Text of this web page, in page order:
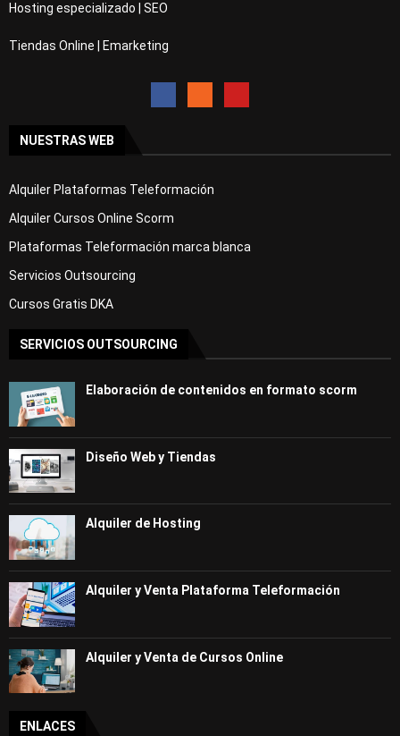
Hosting especializado | SEO
Tiendas Online | Emarketing
NUESTRAS WEB
Alquiler Plataformas Teleformación
Alquiler Cursos Online Scorm
Plataformas Teleformación marca blanca
Servicios Outsourcing
Cursos Gratis DKA
SERVICIOS OUTSOURCING
Elaboración de contenidos en formato scorm
Diseño Web y Tiendas
Alquiler de Hosting
Alquiler y Venta Plataforma Teleformación
Alquiler y Venta de Cursos Online
ENLACES